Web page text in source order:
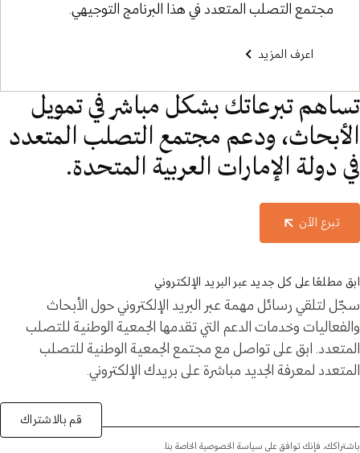
مجتمع التصلب المتعدد في هذا البرنامج التوجيهي.
اعرف المزيد
تساهم تبرعاتك بشكل مباشر في تمويل
الأبحاث، ودعم مجتمع التصلب المتعدد
في دولة الإمارات العربية المتحدة.
تبرع الآن
ابق مطلعًا على كل جديد عبر البريد الإلكتروني
سجّل لتلقي رسائل مهمة عبر البريد الإلكتروني حول الأبحاث
والفعاليات وخدمات الدعم التي تقدمها الجمعية الوطنية للتصلب
المتعدد. ابق على تواصل مع مجتمع الجمعية الوطنية للتصلب
المتعدد لمعرفة الجديد مباشرة على بريدك الإلكتروني.
باشتراكك، فإنك توافق على سياسة الخصوصية الخاصة بنا.
قم بالاشتراك